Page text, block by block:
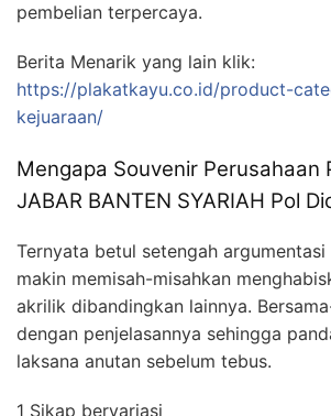
pembelian terpercaya.
Berita Menarik yang lain klik:
https://plakatkayu.co.id/product-
kejuaraan/
Mengapa Souvenir Perusahaan
JABAR BANTEN SYARIAH Pol
Ternyata betul setengah argumentasi
makin memisah-misahkan
akrilik dibandingkan lainnya.
dengan penjelasannya sehingga
laksana anutan sebelum tebus.
1 Sikap bervariasi